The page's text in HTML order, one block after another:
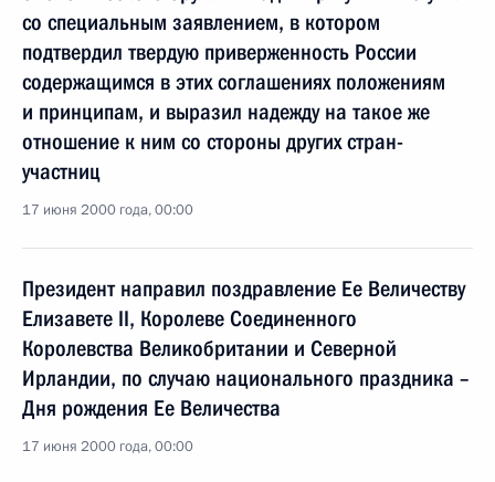
со специальным заявлением, в котором
подтвердил твердую приверженность России
содержащимся в этих соглашениях положениям
и принципам, и выразил надежду на такое же
отношение к ним со стороны других стран-
участниц
17 июня 2000 года, 00:00
Президент направил поздравление Ее Величеству
Елизавете II, Королеве Соединенного
Королевства Великобритании и Северной
Ирландии, по случаю национального праздника –
Дня рождения Ее Величества
17 июня 2000 года, 00:00